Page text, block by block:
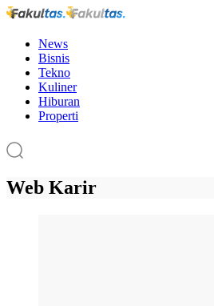
News
Bisnis
Tekno
Kuliner
Hiburan
Properti
Web Karir